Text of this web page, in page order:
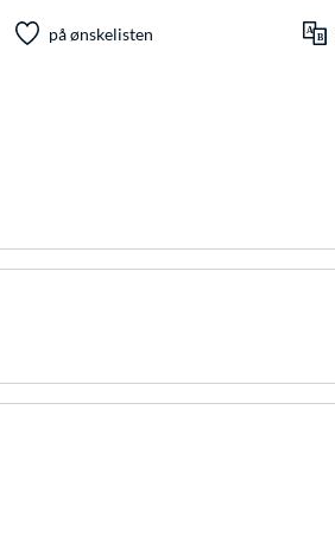
på ønskelisten